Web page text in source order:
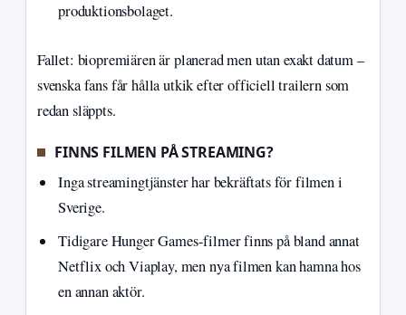
produktionsbolaget.
Fallet: biopremiären är planerad men utan exakt datum –
svenska fans får hålla utkik efter officiell trailern som
redan släppts.
FINNS FILMEN PÅ STREAMING?
Inga streamingtjänster har bekräftats för filmen i
Sverige.
Tidigare Hunger Games-filmer finns på bland annat
Netflix och Viaplay, men nya filmen kan hamna hos
en annan aktör.